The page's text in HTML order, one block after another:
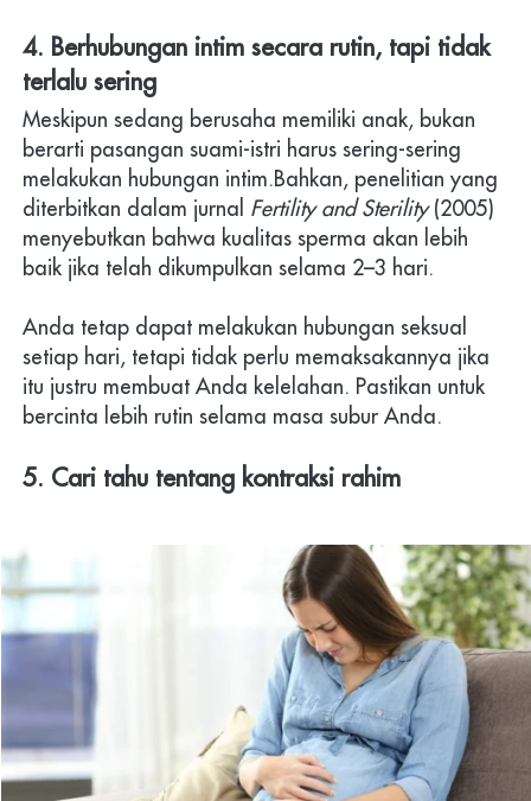
4. Berhubungan intim secara rutin, tapi tidak
terlalu sering
Meskipun sedang berusaha memiliki anak, bukan
berarti pasangan suami-istri harus sering-sering
melakukan hubungan intim.Bahkan, penelitian yang
diterbitkan dalam jurnal Fertility and Sterility (2005)
menyebutkan bahwa kualitas sperma akan lebih
baik jika telah dikumpulkan selama 2–3 hari.
Anda tetap dapat melakukan hubungan seksual
setiap hari, tetapi tidak perlu memaksakannya jika
itu justru membuat Anda kelelahan. Pastikan untuk
bercinta lebih rutin selama masa subur Anda.
5. Cari tahu tentang kontraksi rahim